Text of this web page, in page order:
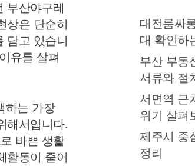
부산야구레
상은 단순히
담고 있습니
유를 살펴
하는 가장
해서입니다.
바쁜 생활
활동이 줄어
대전룸싸
대 확인하
부산 부동
서류와 절
서면역 근
위기 살펴
제주시 중
정리